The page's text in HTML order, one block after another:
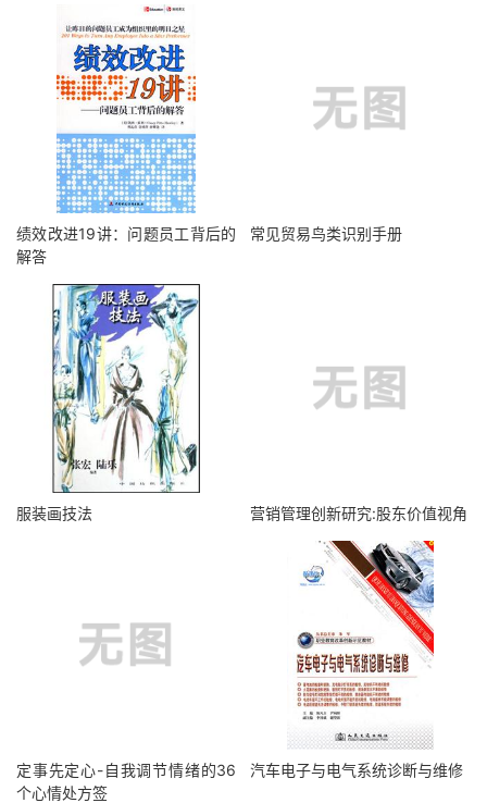
绩效改进19讲：问题员工背后的
解答
常见贸易鸟类识别手册
服装画技法 营销管理创新研究:股东价值视角
定事先定心-自我调节情绪的36
个心情处方签
汽车电子与电气系统诊断与维修